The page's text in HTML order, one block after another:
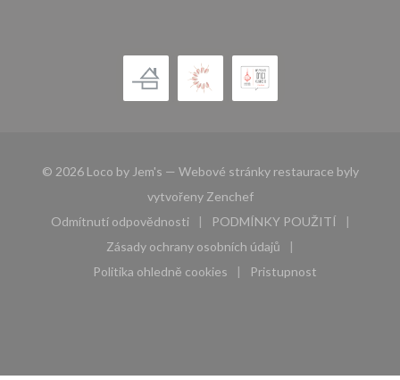
© 2026 Loco by Jem's — Webové stránky restaurace byly
vytvořeny Zenchef((otevře se v novém okně))
Odmítnutí odpovědnosti
((otevře se v novém okně))
PODMÍNKY POUŽITÍ
((otevře se v novém
Zásady ochrany osobních údajů
((otevře se v novém okně))
Politika ohledně cookies
((otevře se v novém okně))
Pristupnost
((otevře se v novém